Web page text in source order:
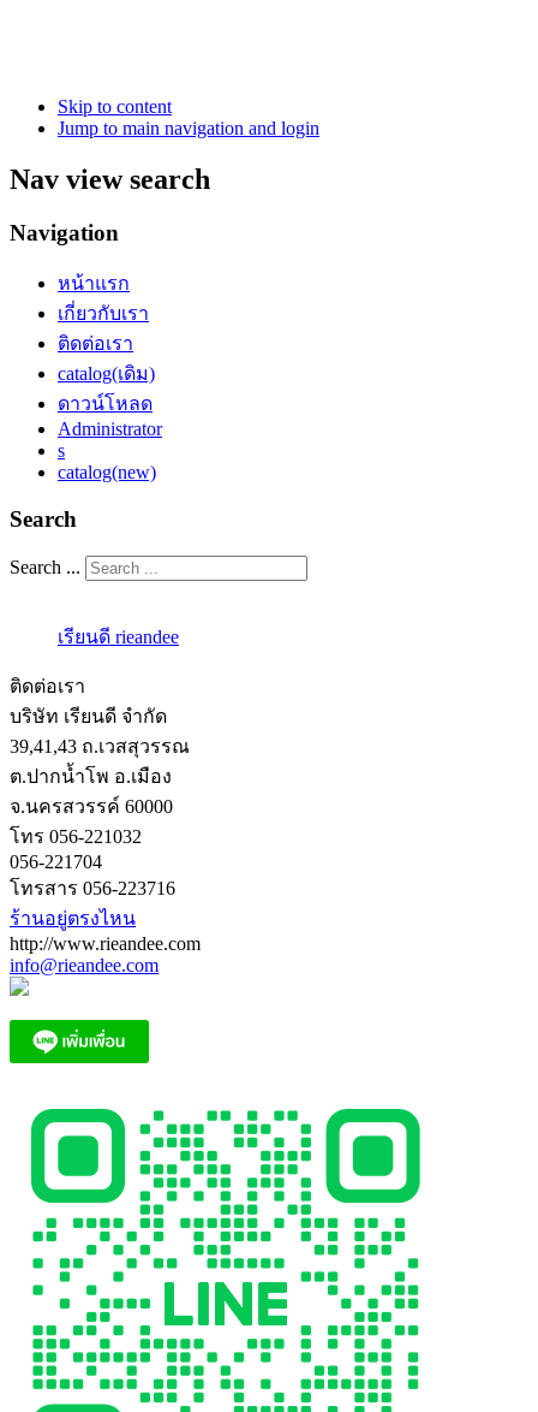
Skip to content
Jump to main navigation and login
Nav view search
Navigation
หน้าแรก
เกี่ยวกับเรา
ติดต่อเรา
catalog(เดิม)
ดาวน์โหลด
Administrator
s
catalog(new)
Search
Search ...
เรียนดี rieandee
ติดต่อเรา
บริษัท เรียนดี จำกัด
39,41,43 ถ.เวสสุวรรณ
ต.ปากน้ำโพ อ.เมือง
จ.นครสวรรค์ 60000
โทร 056-221032
056-221704
โทรสาร 056-223716
ร้านอยู่ตรงไหน
http://www.rieandee.com
info@rieandee.com